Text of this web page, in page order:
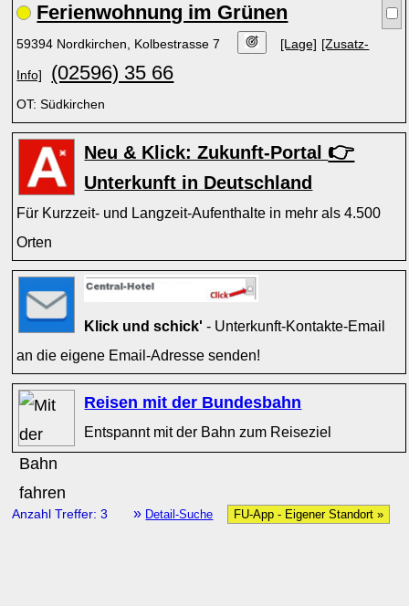
Ferienwohnung im Grünen
59394 Nordkirchen, Kolbestrasse 7 [Lage] [Zusatz-
Info] (02596) 35 66
OT: Südkirchen
Neu & Klick: Zukunft-Portal 👉
Unterkunft in Deutschland
Für Kurzzeit- und Langzeit-Aufenthalte in mehr als 4.500
Orten
Klick und schick' - Unterkunft-Kontakte-Email
an die eigene Email-Adresse senden!
Reisen mit der Bundesbahn
Entspannt mit der Bahn zum Reiseziel
Anzahl Treffer: 3 » Detail-Suche FU-App - Eigener Standort »